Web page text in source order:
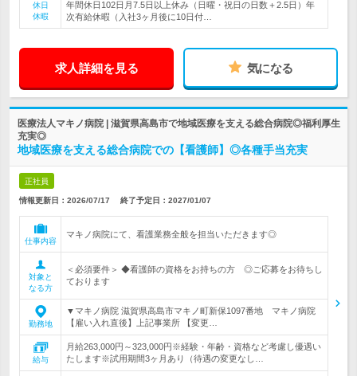
休日
休暇
年間休日102日月7.5日以上休み（日曜・祝日の日数＋2.5日）年
次有給休暇（入社3ヶ月後に10日付…
求人詳細を見る 気になる
医療法人マキノ病院 | 滋賀県高島市で地域医療を支える総合病院◎福利厚生
充実◎
地域医療を支える総合病院での【看護師】◎各種手当充実
正社員
情報更新日：2026/07/17 終了予定日： 2027/01/07
仕事内容
マキノ病院にて、看護業務全般を担当いただきます◎
対象と
なる方
＜必須要件＞ ◆看護師の資格をお持ちの方 ◎ご応募をお待ちし
ております
勤務地
▼マキノ病院 滋賀県高島市マキノ町新保1097番地 マキノ病院
【雇い入れ直後】上記事業所 【変更…
給与
月給263,000円～323,000円※経験・年齢・資格など考慮し優遇い
たします※試用期間3ヶ月あり（待遇の変更なし…